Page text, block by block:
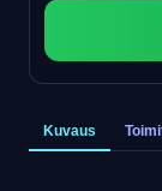
Kuvaus